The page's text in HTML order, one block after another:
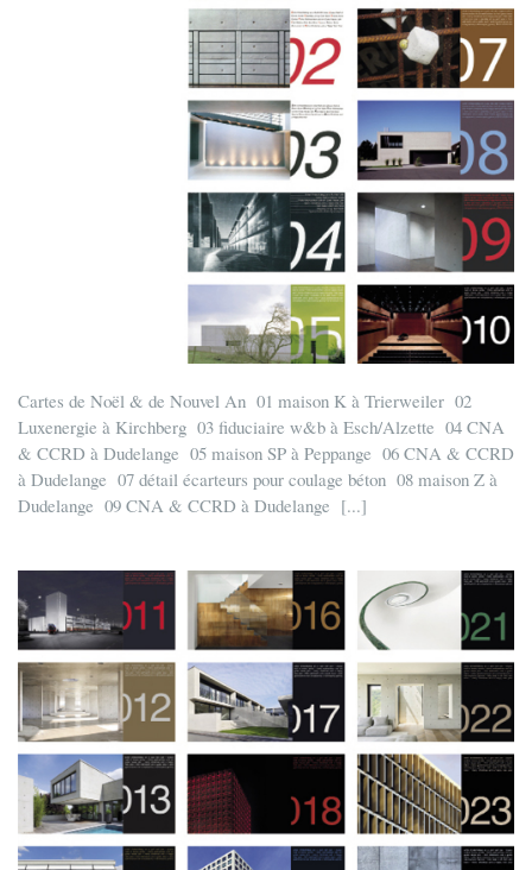
Cartes de Noël & de Nouvel An 01 maison K à Trierweiler 02
Luxenergie à Kirchberg 03 fiduciaire w&b à Esch/Alzette 04 CNA
& CCRD à Dudelange 05 maison SP à Peppange 06 CNA & CCRD
à Dudelange 07 détail écarteurs pour coulage béton 08 maison Z à
Dudelange 09 CNA & CCRD à Dudelange [...]